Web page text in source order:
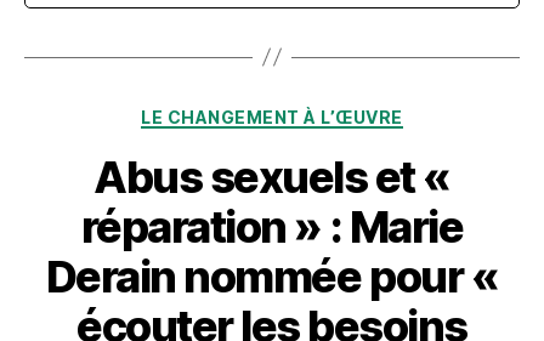
Catégories
LE CHANGEMENT À L’ŒUVRE
Abus sexuels et «
réparation » : Marie
Derain nommée pour «
écouter les besoins